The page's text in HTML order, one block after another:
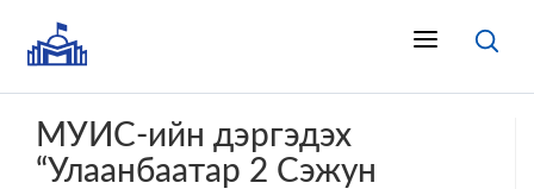
МУИС-ийн дэргэдэх
“Улаанбаатар 2 Сэжун